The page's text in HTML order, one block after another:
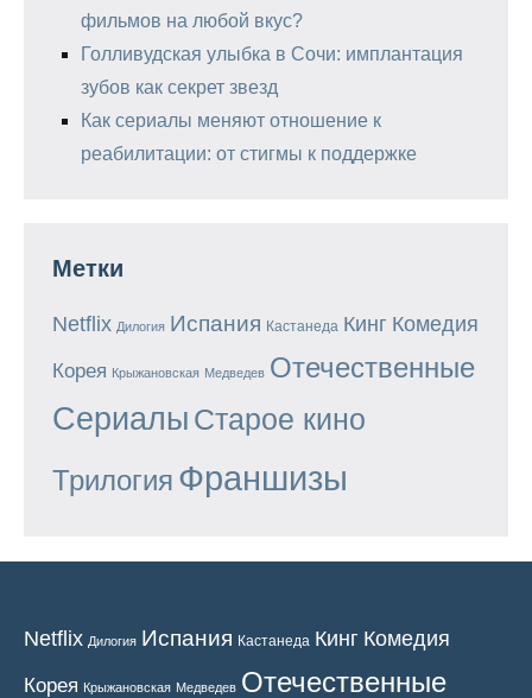
фильмов на любой вкус?
Голливудская улыбка в Сочи: имплантация
зубов как секрет звезд
Как сериалы меняют отношение к
реабилитации: от стигмы к поддержке
Метки
Netflix Дилогия Испания Кастанеда Кинг Комедия
Корея Крыжановская Медведев Отечественные
Сериалы Старое кино
Трилогия Франшизы
Netflix Дилогия Испания Кастанеда Кинг Комедия
Корея Крыжановская Медведев Отечественные